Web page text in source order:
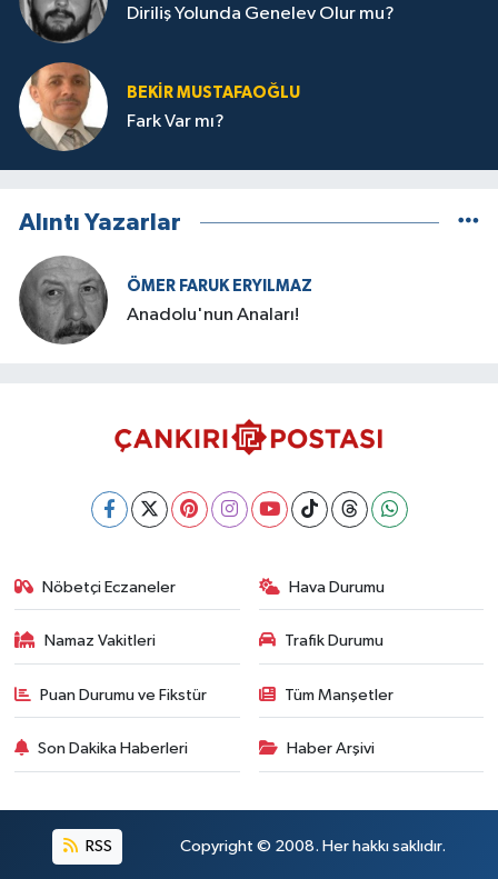
Diriliş Yolunda Genelev Olur mu?
BEKIR MUSTAFAOĞLU
Fark Var mı?
Alıntı Yazarlar
ÖMER FARUK ERYILMAZ
Anadolu'nun Anaları!
Nöbetçi Eczaneler Hava Durumu
Namaz Vakitleri Trafik Durumu
Puan Durumu ve Fikstür Tüm Manşetler
Son Dakika Haberleri Haber Arşivi
RSS Copyright © 2008. Her hakkı saklıdır.